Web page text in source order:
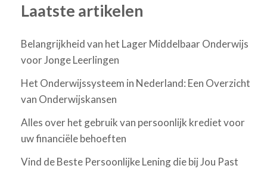
Laatste artikelen
Belangrijkheid van het Lager Middelbaar Onderwijs
voor Jonge Leerlingen
Het Onderwijssysteem in Nederland: Een Overzicht
van Onderwijskansen
Alles over het gebruik van persoonlijk krediet voor
uw financiële behoeften
Vind de Beste Persoonlijke Lening die bij Jou Past